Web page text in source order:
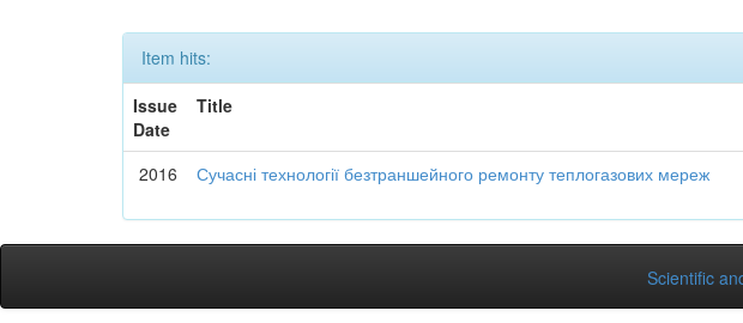
Item hits:
Issue
Date
Title
2016 Сучасні технології безтраншейного ремонту теплогазових мереж
Scientific